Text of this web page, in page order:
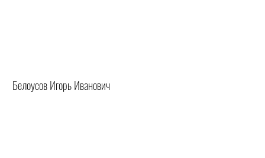
Белоусов Игорь Иванович